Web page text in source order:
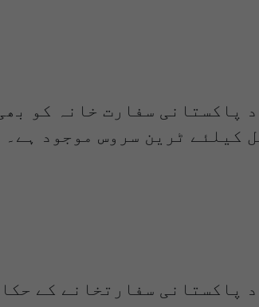
پاکستانی سفارت خانہ کو
کیلئے ٹرین سروس موجود ہے۔
پاکستانی سفارتخانے کے